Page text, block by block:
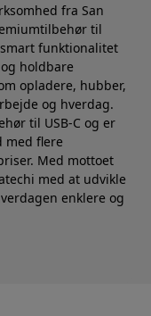
fra San
til
funktionalitet
holdbare
opladere, hubber,
og hverdag.
til USB-C og er
med flere
Med mottoet
med at udvikle
enklere og